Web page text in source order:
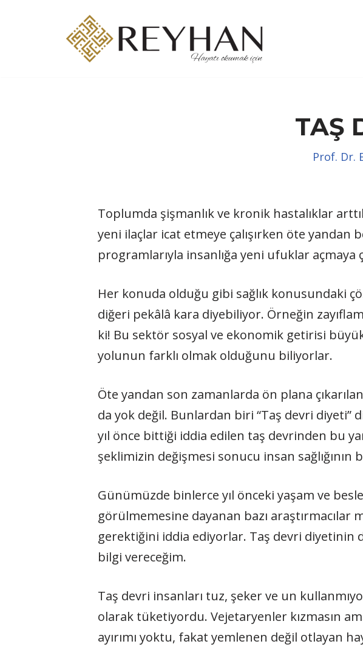
TAŞ
Prof. Dr.
Toplumda şişmanlık ve kronik hastalıklar
yeni ilaçlar icat etmeye çalışırken öte
programlarıyla insanlığa yeni ufuklar açmaya
Her konuda olduğu gibi sağlık konusundaki
diğeri pekâlâ kara diyebiliyor. Örneğin
ki! Bu sektör sosyal ve ekonomik getirisi
yolunun farklı olmak olduğunu biliyorlar.
Öte yandan son zamanlarda ön plana
da yok değil. Bunlardan biri “Taş devri diyeti”
yıl önce bittiği iddia edilen taş devrinden bu
şeklimizin değişmesi sonucu insan sağlığının
Günümüzde binlerce yıl önceki yaşam ve
görülmemesine dayanan bazı
gerektiğini iddia ediyorlar. Taş devri diyetinin
bilgi vereceğim.
Taş devri insanları tuz, şeker ve un
olarak tüketiyordu. Vejetaryenler kızmasın
ayırımı yoktu, fakat yemlenen değil otlayan